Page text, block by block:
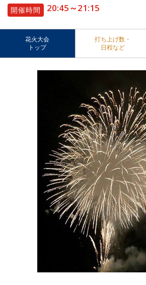
開催時間
20:45～21:15
花火大会
トップ
打ち上げ数・
日程など